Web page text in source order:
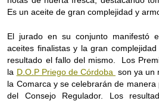
Es un aceite de gran complejidad y
El jurado en su conjunto manifestó
aceites finalistas y la gran
resultado el fallo del mismo. Los
la D.O.P Priego de Córdoba son ya un
la Comarca y se celebrarán de manera
del Consejo Regulador. Los